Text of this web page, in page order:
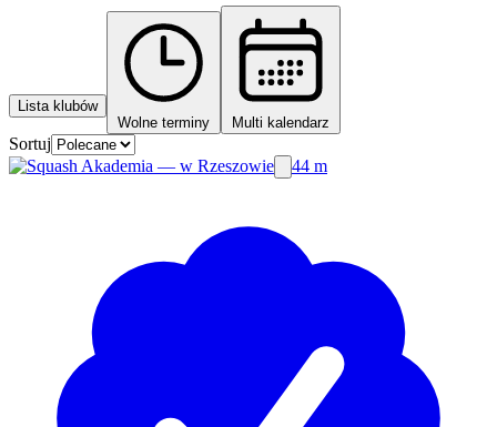
Lista klubów
Wolne terminy
Multi kalendarz
Sortuj
44 m